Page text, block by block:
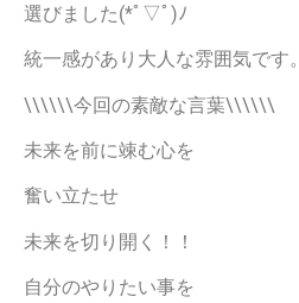
選びました(*ﾟ▽ﾟ)ﾉ
統一感があり大人な雰囲気です。
\\\\\\今回の素敵な言葉\\\\\\
未来を前に竦む心を
奮い立たせ
未来を切り開く！！
自分のやりたい事を